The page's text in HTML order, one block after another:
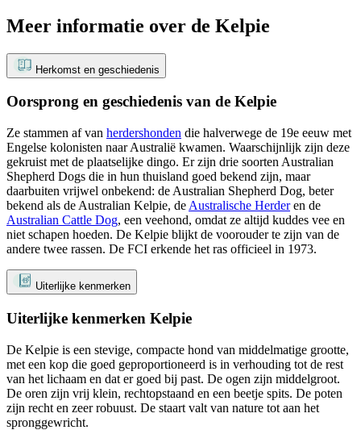
Meer informatie over de Kelpie
Herkomst en geschiedenis
Oorsprong en geschiedenis van de Kelpie
Ze stammen af van herdershonden die halverwege de 19e eeuw met
Engelse kolonisten naar Australië kwamen. Waarschijnlijk zijn deze
gekruist met de plaatselijke dingo. Er zijn drie soorten Australian
Shepherd Dogs die in hun thuisland goed bekend zijn, maar
daarbuiten vrijwel onbekend: de Australian Shepherd Dog, beter
bekend als de Australian Kelpie, de Australische Herderen de
Australian Cattle Dog, een veehond, omdat ze altijd kuddes vee en
niet schapen hoeden. De Kelpie blijkt de voorouder te zijn van de
andere twee rassen. De FCI erkende het ras officieel in 1973.
Uiterlijke kenmerken
Uiterlijke kenmerken Kelpie
De Kelpie is een stevige, compacte hond van middelmatige grootte,
met een kop die goed geproportioneerd is in verhouding tot de rest
van het lichaam en dat er goed bij past. De ogen zijn middelgroot.
De oren zijn vrij klein, rechtopstaand en een beetje spits. De poten
zijn recht en zeer robuust. De staart valt van nature tot aan het
spronggewricht.